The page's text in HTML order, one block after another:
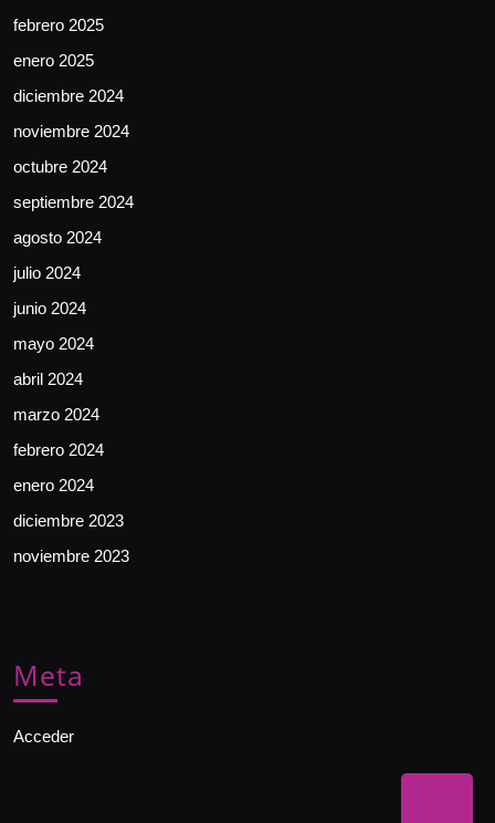
febrero 2025
enero 2025
diciembre 2024
noviembre 2024
octubre 2024
septiembre 2024
agosto 2024
julio 2024
junio 2024
mayo 2024
abril 2024
marzo 2024
febrero 2024
enero 2024
diciembre 2023
noviembre 2023
Meta
Acceder